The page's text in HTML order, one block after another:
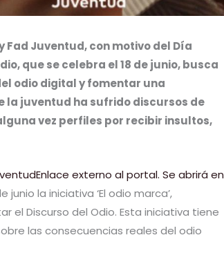
Fad Juventud, con motivo del Día
que se celebra el 18 de junio, busca
odio digital y fomentar una
juventud ha sufrido discursos de
vez perfiles por recibir insultos,
externo al portal. Se abrirá en
la iniciativa ‘El odio marca’,
el Discurso del Odio. Esta iniciativa tiene
las consecuencias reales del odio